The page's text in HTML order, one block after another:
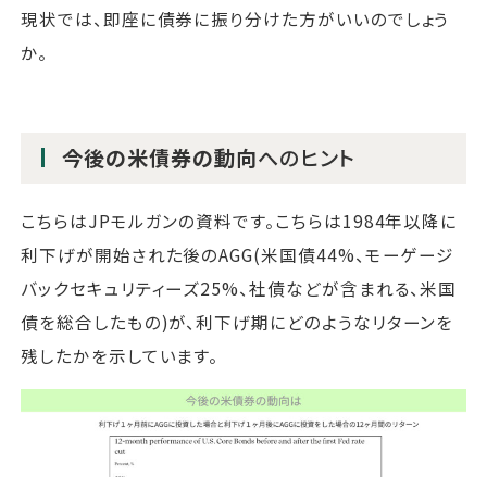
現状では、即座に債券に振り分けた方がいいのでしょう
か。
今後の米債券の動向へのヒント
こちらはJPモルガンの資料です。こちらは1984年以降に
利下げが開始された後のAGG(米国債44%、モーゲージ
バックセキュリティーズ25%、社債などが含まれる、米国
債を総合したもの)が、利下げ期にどのようなリターンを
残したかを示しています。